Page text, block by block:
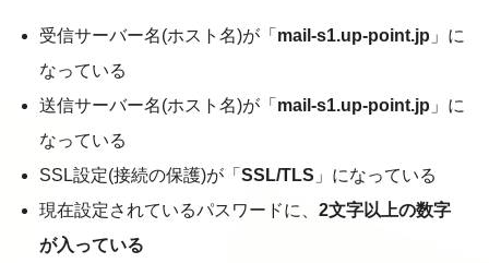
受信サーバー名(ホスト名)が「 mail-s1.up-point.jp 」に
なっている
送信サーバー名(ホスト名)が「 mail-s1.up-point.jp 」に
なっている
SSL設定(接続の保護)が「 SSL/TLS 」になっている
現在設定されているパスワードに、 2文字以上の数字
が入っている